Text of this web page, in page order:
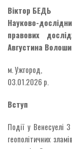
Віктор БЕДЬ
Науково-
правових
Августина
м. Ужгород,
03.01.2026 р.
Вступ
Події у Венесуелі
геополітичних